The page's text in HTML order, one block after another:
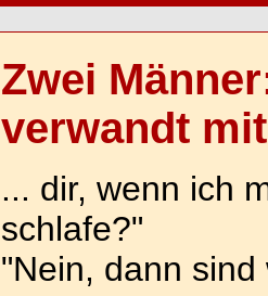
Zwei
verwandt
... dir, wenn ich
schlafe?"
"Nein, dann sind